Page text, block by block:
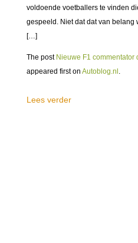
voldoende voetballers te vinden
gespeeld. Niet dat dat van belang
[…]
The post Nieuwe F1
appeared first on Autoblog.nl .
Lees verder